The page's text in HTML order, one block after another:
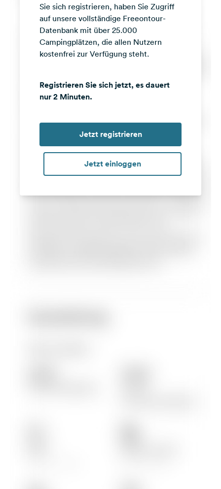
Instagram
Sie sich registrieren, haben Sie Zugriff
auf unsere vollständige Freeontour-
Datenbank mit über 25.000
Campingplätzen, die allen Nutzern
kostenfrei zur Verfügung steht.
Registrieren Sie sich jetzt, es dauert
nur 2 Minuten.
Jetzt registrieren
Jetzt einloggen